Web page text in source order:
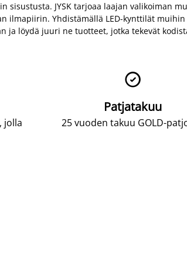
JYSK tarjoaa laajan valikoiman
ilmapiirin. Yhdistämällä LED-kynttilät
löydä juuri ne tuotteet, jotka tekevät
jolla

Patjatakuu
25 vuoden takuu GOLD-